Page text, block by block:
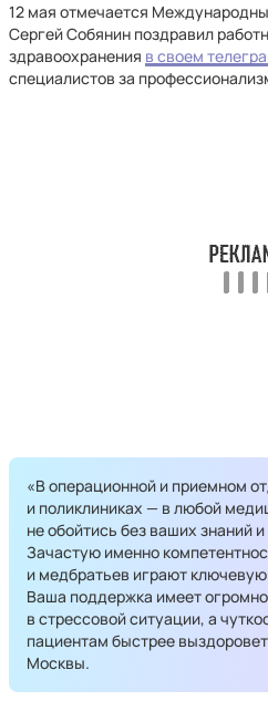
12 мая отмечается
Сергей Собянин поздравил
здравоохранения в своем
специалистов за
«В операционной и приемном
и поликлиниках — в любой
не обойтись без ваших знаний
Зачастую именно
и медбратьев играют
Ваша поддержка имеет
в стрессовой ситуации, а
пациентам быстрее
Москвы.